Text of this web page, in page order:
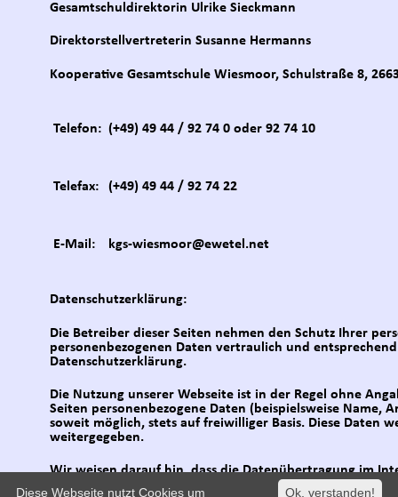
Gesamtschuldirektorin Ulrike Sieckmann
Direktorstellvertreterin Susanne Hermanns
Kooperative Gesamtschule Wiesmoor, Schulstraße 8,
Telefon: (+49) 49 44 / 92 74 0 oder 92 74 10
Telefax: (+49) 49 44 / 92 74 22
E-Mail: kgs-wiesmoor@ewetel.net
Datenschutzerklärung:
Die Betreiber dieser Seiten nehmen den Schutz Ihrer
personenbezogenen Daten vertraulich und
Datenschutzerklärung.
Die Nutzung unserer Webseite ist in der Regel ohne
Seiten personenbezogene Daten (beispielsweise Name,
soweit möglich, stets auf freiwilliger Basis. Diese Daten
weitergegeben.
Wir weisen darauf hin, dass die Datenübertragung im
Sicherheitslücken aufweisen kann. Ein lückenloser
Ok, verstanden!
Diese Webseite nutzt Cookies um